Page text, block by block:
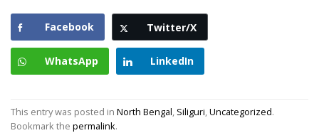
Facebook Twitter/X
WhatsApp LinkedIn
This entry was posted in North Bengal, Siliguri,Uncategorized.
Bookmark the permalink.